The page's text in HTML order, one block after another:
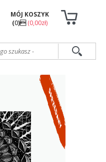
MÓJ KOSZYK
(0)(0,00zł)